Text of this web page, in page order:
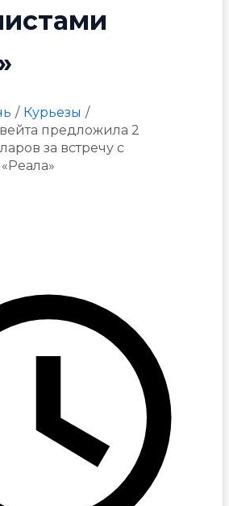
Курьезы
предложила 2
за встречу с